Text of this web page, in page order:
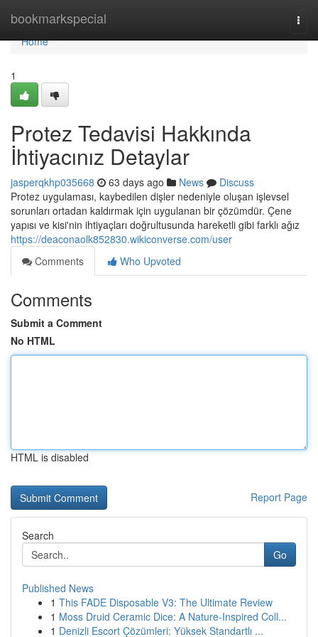
bookmarkspecial
Home
Home
1
Protez Tedavisi Hakkında
İhtiyacınız Detaylar
jasperqkhp035668 63 days ago News
Discuss
Protez uygulaması, kaybedilen dişler nedeniyle oluşan işlevsel
sorunları ortadan kaldırmak için uygulanan bir çözümdür. Çene
yapısı ve kisi'nin ihtiyaçları doğrultusunda hareketli gibi farklı ağız
https://deaconaolk852830.wikiconverse.com/user
Comments
Who Upvoted
Comments
Submit a Comment
No HTML
HTML is disabled
Report Page
Search
Go
Published News
1 This FADE Disposable V3: The Ultimate Review
1 Moss Druid Ceramic Dice: A Nature-Inspired Coll...
1 Denizli Escort Çözümleri: Yüksek Standartlı ...